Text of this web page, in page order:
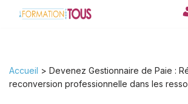
Accueil > Devenez Gestionnaire de Paie :
reconversion professionnelle dans les